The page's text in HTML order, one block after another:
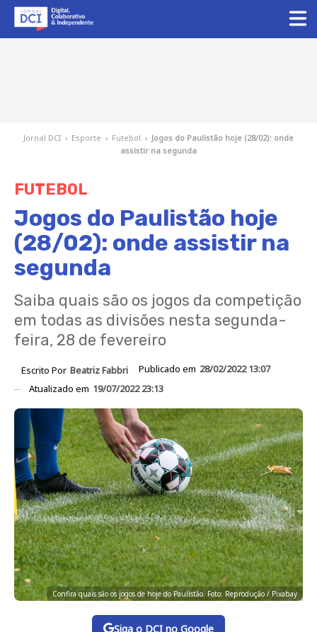
Jornal DCI › Esporte › Futebol › Jogos do Paulistão hoje (28/02): onde
assistir na segunda
FUTEBOL
Jogos do Paulistão hoje
(28/02): onde assistir na
segunda
Saiba quais são os jogos da competição
em todas as divisões nesta segunda-
feira, 28 de fevereiro
Escrito Por Beatriz Fabbri Publicado em 28/02/2022 13:07
Atualizado em 19/07/2022 23:13
Confira quais são os jogos de hoje do Paulistão. Foto: Reprodução / Pixabay
Siga o DCI no Google